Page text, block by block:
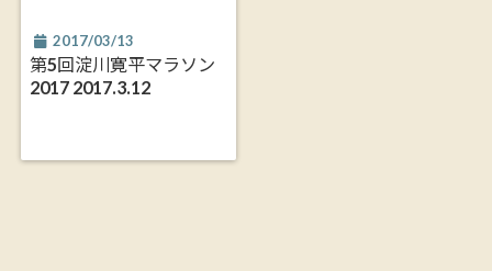
2017/03/13
第5回淀川寛平マラソン
2017 2017.3.12